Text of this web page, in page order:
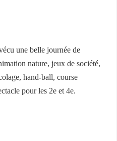
une belle journée de
nature, jeux de société,
hand-ball, course
pour les 2e et 4e.